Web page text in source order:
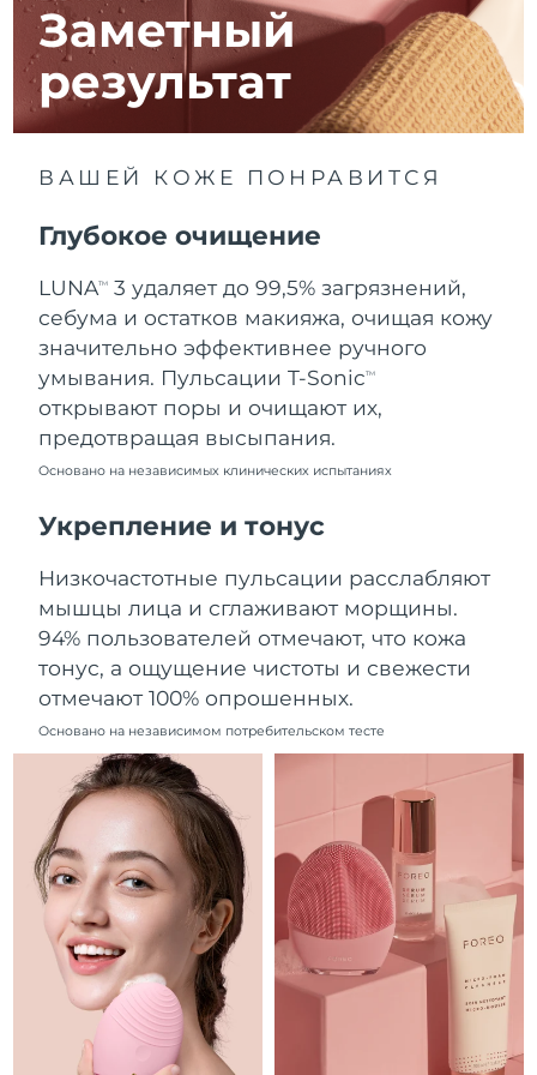
Заметный
результат
ВАШЕЙ КОЖЕ ПОНРАВИТСЯ
Глубокое очищение
LUNATM
3 удаляет до 99,5% загрязнений,
себума и остатков макияжа, очищая кожу
значительно эффективнее ручного
умывания. Пульсации T-SonicTM
открывают поры и очищают их,
предотвращая высыпания.
Основано на независимых клинических испытаниях
Укрепление и тонус
Низкочастотные пульсации расслабляют
мышцы лица и сглаживают морщины.
94% пользователей отмечают, что кожа
тонус, а ощущение чистоты и свежести
отмечают 100% опрошенных.
Основано на независимом потребительском тесте
Израиль
Ожидаемая дата доставки
8/13/26
Италия
Ожидаемая дата доставки
Джерси
8/14/26
Казахстан
Ожидаемая дата доставки
Кувейт
Ожидаемая дата доставки
Ливан
8/10/26
Литва
Ожидаемая дата доставки
8/9/26
Люксембург
Ожидаемая дата доставки
Макао (САР)
Ожидаемая дата доставки
Малайзия
Ожидаемая дата доставки
Мальта
Ожидаемая дата доставки
8/9/26
Мексика
Ожидаемая дата доставки
8/13/26
Ожидаемая дата доставки